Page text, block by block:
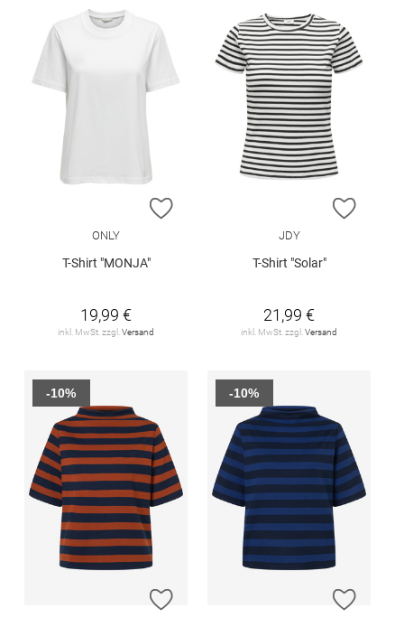
ZUR WUNSCHLISTE HINZUFÜGEN
ONLY
T-Shirt "MONJA"
19,99 €
inkl. MwSt. zzgl.Versand
ZUR
JDY
T-Shirt "Solar"
21,99 €
inkl. MwSt. zzgl.Versand
ZUR WUNSCHLISTE HINZUFÜGEN
-10%
ZUR
-10%